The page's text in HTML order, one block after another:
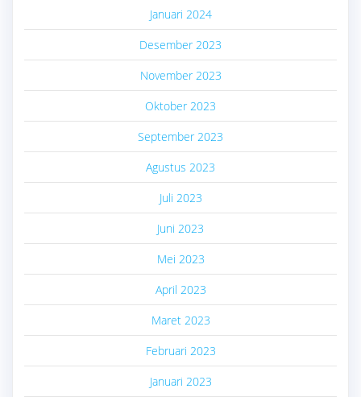
Januari 2024
Desember 2023
November 2023
Oktober 2023
September 2023
Agustus 2023
Juli 2023
Juni 2023
Mei 2023
April 2023
Maret 2023
Februari 2023
Januari 2023